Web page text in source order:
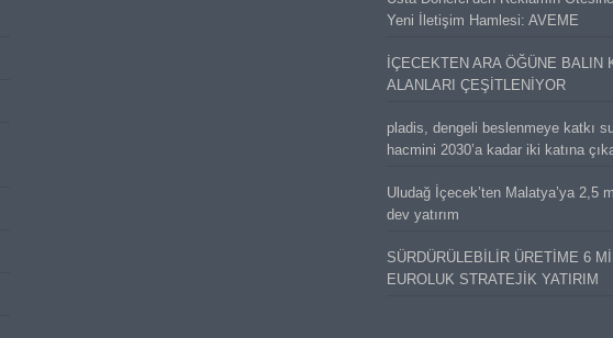
Yeni İletişim Hamlesi: AVEME
İÇECEKTEN ARA ÖĞÜNE BALIN
ALANLARI ÇEŞİTLENİYOR
pladis, dengeli beslenmeye katkı
hacmini 2030’a kadar iki katına
Uludağ İçecek’ten Malatya’ya 2,5
dev yatırım
SÜRDÜRÜLEBİLİR ÜRETİME 6
EUROLUK STRATEJİK YATIRIM